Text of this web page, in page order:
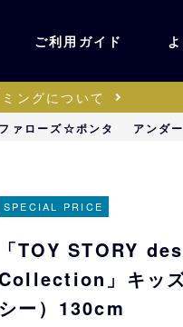
ム・ワッ
ビー
ョナリー・
ご利用ガイド
ングについて
ァローズ☆ポンタ アンダ
SPECIAL PRICE
「TOY STORY
Collection」キッ
シー）130cm